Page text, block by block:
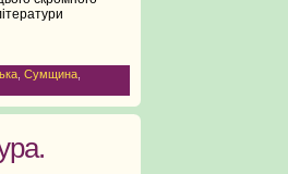
, Сумщина,